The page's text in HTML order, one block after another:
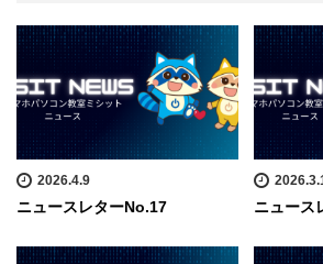
2026.4.9
ニュースレターNo.17 ニュース